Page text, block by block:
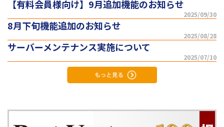
【有料会員様向け】9月追加機能のお知らせ
2025/09/30
8月下旬機能追加のお知らせ
2025/08/28
サーバーメンテナンス実施について
2025/07/10